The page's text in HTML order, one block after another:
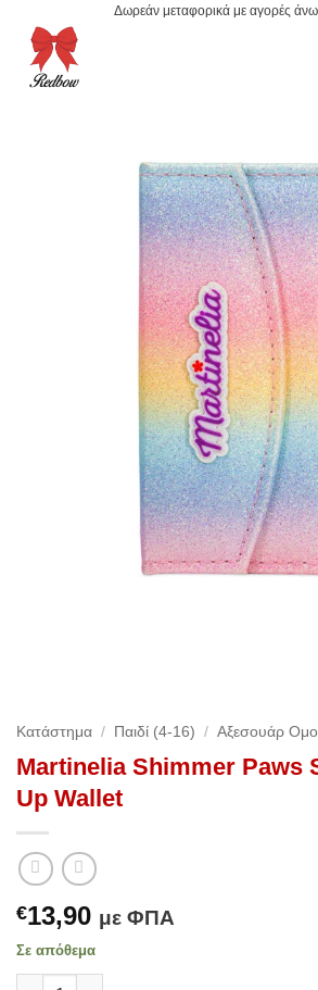
περιεχόμενο
Δωρεάν μεταφορικά με αγορές
Κατάστημα / Παιδί (4-16) / Αξεσουάρ
Martinelia Shimmer Paws
Up Wallet
€13,90 με ΦΠΑ
Σε απόθεμα
Martinelia Shimmer Paws Small Make-Up